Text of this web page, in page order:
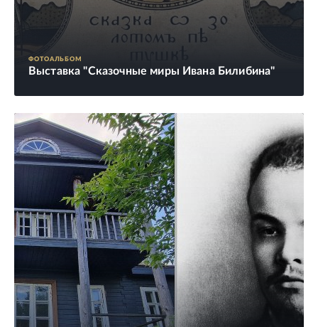
ФОТОАЛЬБОМ
Выставка "Сказочные миры Ивана Билибина"